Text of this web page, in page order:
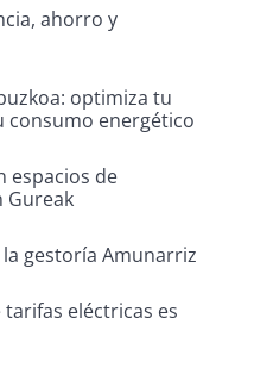
ahorro y
optimiza tu
consumo energético
espacios de
Gureak
gestoría Amunarriz
eléctricas es